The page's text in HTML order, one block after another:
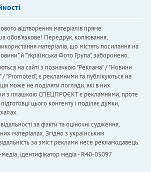
відтворення матеріалів пряме
обов'язкове! Передрук, копіювання,
матеріалів, що містять посилання на
й "Українська Фото Група", заборонено.
на сайті з позначкою "Реклама" / "Новини
/ "Promoted", є рекламними та публікуються на
може не поділяти погляди, які в них
з плашкою СПЕЦПРОЄКТ є рекламними, проте
цього контенту і поділяє думки,
за факти та оціночні судження,
матеріалах. Згідно з українським
за зміст реклами несе рекламодавець.
ідентифікатор медіа - R40-05097